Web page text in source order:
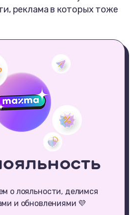
реклама в которых тоже
о лояльности, делимся
и обновлениями 💜